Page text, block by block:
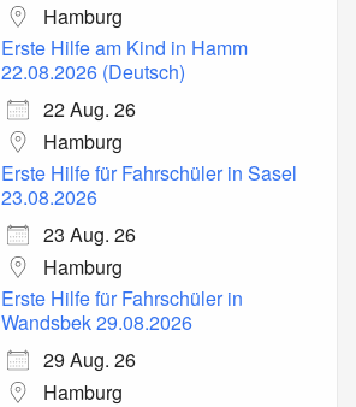
Hamburg
Erste Hilfe am Kind in Hamm
22.08.2026 (Deutsch)
22 Aug. 26
Hamburg
Erste Hilfe für Fahrschüler in Sasel
23.08.2026
23 Aug. 26
Hamburg
Erste Hilfe für Fahrschüler in
Wandsbek 29.08.2026
29 Aug. 26
Hamburg